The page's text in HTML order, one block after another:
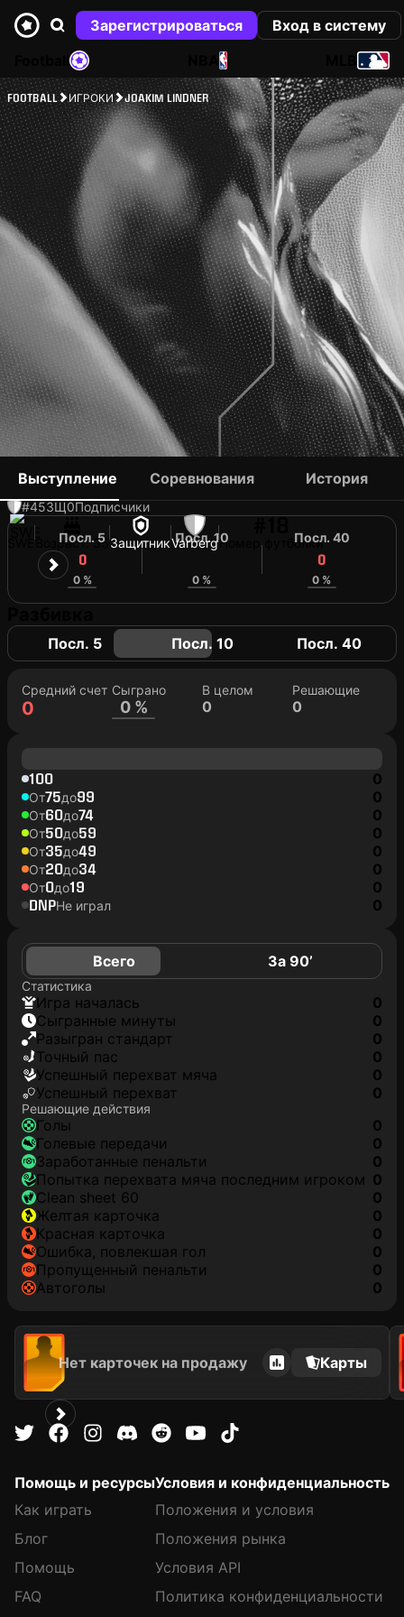
Зарегистрироваться
Вход в систему
NBA
FOOTBALL ИГРОКИ JOAKIM LINDNER
JOAKIM LINDNER
#45ЗЩ0Подписчики
Возраст: 35 ЗащитникVarbergНомер футболки
Выступление Соревнования История
Посл. 5
0
0 %
Посл. 10
0 %
Посл. 40
0
0 %
Посл. 5 Посл. 10 Посл. 40
Средний счет
0
Сыграно
0 %
В целом
0
Решающие
0
100 0
От75до99 0
От60до74 0
От50до59 0
От35до49 0
От20до34 0
От0до19 0
DNPНе играл 0
Всего За 90’
Статистика
игра началась
0
сыгранные минуты
0
разыгран стандарт
0
точный пас
0
успешный перехват мяча
0
успешный перехват
0
Решающие действия
голы
0
голевые передачи
0
заработанные пенальти
0
попытка перехвата мяча последним игроком 0
clean sheet 60
0
желтая карточка
0
красная карточка
0
ошибка, повлекшая гол
0
пропущенный пенальти
0
автоголы
0
Нет карточек на продажу Карты
Помощь и ресурсы
Как играть
Блог
Помощь
FAQ
Условия и конфиденциальность
Положения и условия
Положения рынка
Условия API
Политика конфиденциальности